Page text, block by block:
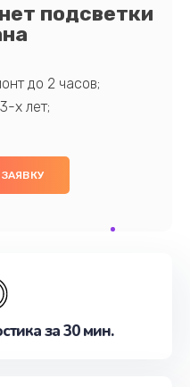
подсветки
до 2 часов;
х лет;
за 30 мин.